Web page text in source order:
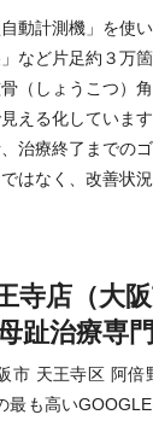
動計測機」を使
など片足約３万
（しょうこつ）角
える化していま
治療終了までの
はなく、改善状
寺店（大
趾治療専
市 天王寺区 阿倍
最も高い